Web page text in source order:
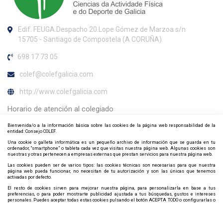
Edif. FEUGA.Despacho 20.Lope Gómez de Marzoa s/n
15705 - Santiago de Compostela (A CORUÑA)
698 17 73 05
colef@colefgalicia.com
http://www.colefgalicia.com
Horario de atención al colegiado
INVERNO: De luns a venres de 09:00h a 15:00h. VERÁN (Do 1 de
Xuño a 30 de Setembro): Luns a xoves de 09:00h a 14:30h. Venres
de 09:00h a 14:00 h
Contacta y síguenos por redes sociales
Bienvenida/o a la información básica sobre las cookies de la página web responsabilidad de la
entidad: Consejo COLEF.
Una cookie o galleta informática es un pequeño archivo de información que se guarda en tu
ordenador, “smartphone” o tableta cada vez que visitas nuestra página web. Algunas cookies son
nuestras y otras pertenecen a empresas externas que prestan servicios para nuestra página web.
Las cookies pueden ser de varios tipos: las cookies técnicas son necesarias para que nuestra
página web pueda funcionar, no necesitan de tu autorización y son las únicas que tenemos
activadas por defecto.
El resto de cookies sirven para mejorar nuestra página, para personalizarla en base a tus
preferencias, o para poder mostrarte publicidad ajustada a tus búsquedas, gustos e intereses
personales. Puedes aceptar todas estas cookies pulsando el botón ACEPTA TODO o configurarlas o